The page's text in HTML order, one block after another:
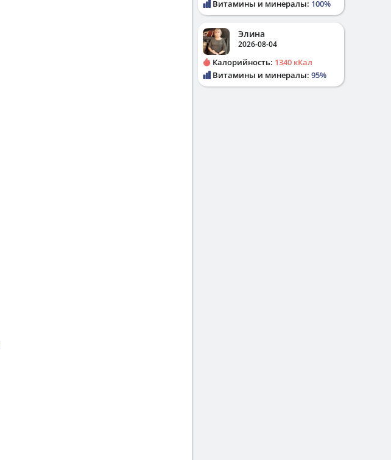
Витамины и минералы: 100%
Элина
2026-08-04
Калорийность: 1340 кКал
Витамины и минералы: 95%